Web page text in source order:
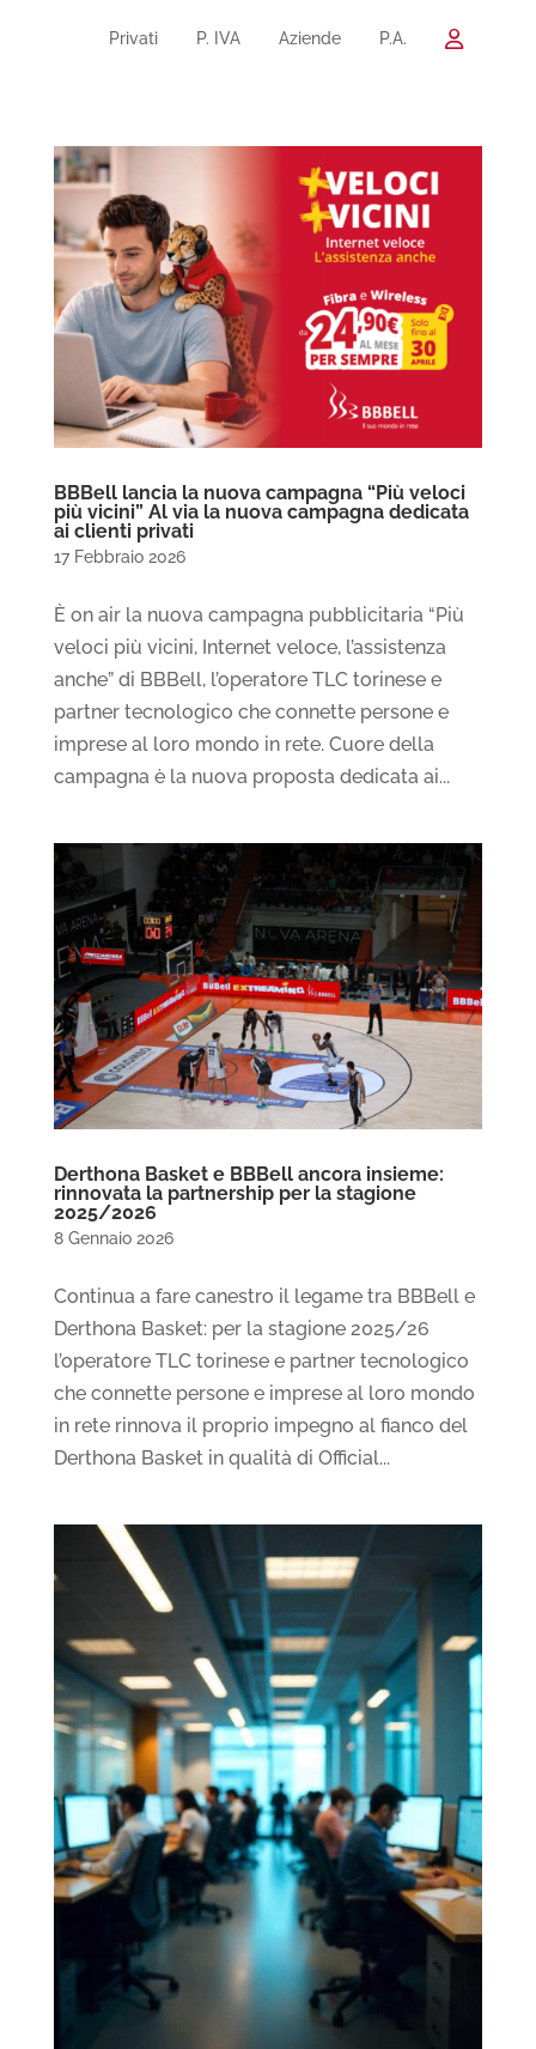
Privati P. IVA Aziende P.A.
BBBell lancia la nuova campagna “Più veloci
più vicini” Al via la nuova campagna dedicata
ai clienti privati
17 Febbraio 2026
È on air la nuova campagna pubblicitaria “Più
veloci più vicini, Internet veloce, l’assistenza
anche” di BBBell, l’operatore TLC torinese e
partner tecnologico che connette persone e
imprese al loro mondo in rete. Cuore della
campagna è la nuova proposta dedicata ai...
Derthona Basket e BBBell ancora insieme:
rinnovata la partnership per la stagione
2025/2026
8 Gennaio 2026
Continua a fare canestro il legame tra BBBell e
Derthona Basket: per la stagione 2025/26
l’operatore TLC torinese e partner tecnologico
che connette persone e imprese al loro mondo
in rete rinnova il proprio impegno al fianco del
Derthona Basket in qualità di Official...